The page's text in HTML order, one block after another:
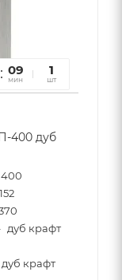
09
мин
10
сек
1
шт
400 дуб
400
дуб крафт
дуб крафт